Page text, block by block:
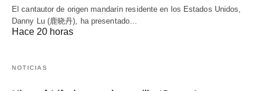
El cantautor de origen mandarín residente en los Estados Unidos,
Danny Lu (鹿晓丹), ha presentado…
Hace 20 horas
NOTICIAS